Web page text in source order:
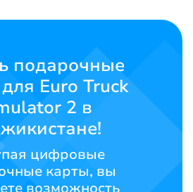
подарочные
Euro Truck
2 в
цифровые
карты, вы
возможность